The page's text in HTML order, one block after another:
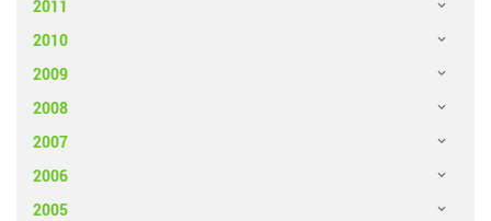
2011
2010
2009
2008
2007
2006
2005